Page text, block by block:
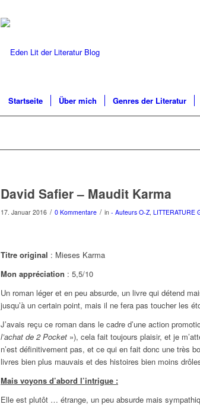
Startseite Über mich Genres der Literatur
David Safier – Maudit Karma
17. Januar 2016 / 0 Kommentare / in - Auteurs O-Z, LITTERATURE
Titre original : Mieses Karma
Mon appréciation : 5,5/10
Un roman léger et en peu absurde, un livre qui détend
jusqu’à un certain point, mais il ne fera pas toucher les
J’avais reçu ce roman dans le cadre d’une action
l’achat de 2 Pocket »), cela fait toujours plaisir, et je
n’est définitivement pas, et ce qui en fait donc une très
livres bien plus mauvais et des histoires bien moins
Mais voyons d’abord l’intrigue :
Elle est plutôt … étrange, un peu absurde mais